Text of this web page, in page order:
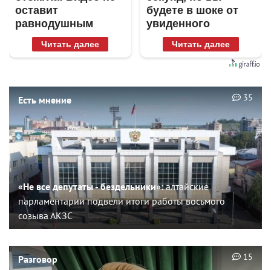
оставит
равнодушным
Читать далее
будете в шоке от
увиденного
Читать далее
Есть мнение
«Не все депутаты - бездельники»:алтайские
парламентарии подвели итоги работы восьмого
созыва АКЗС
35
Разговор 15